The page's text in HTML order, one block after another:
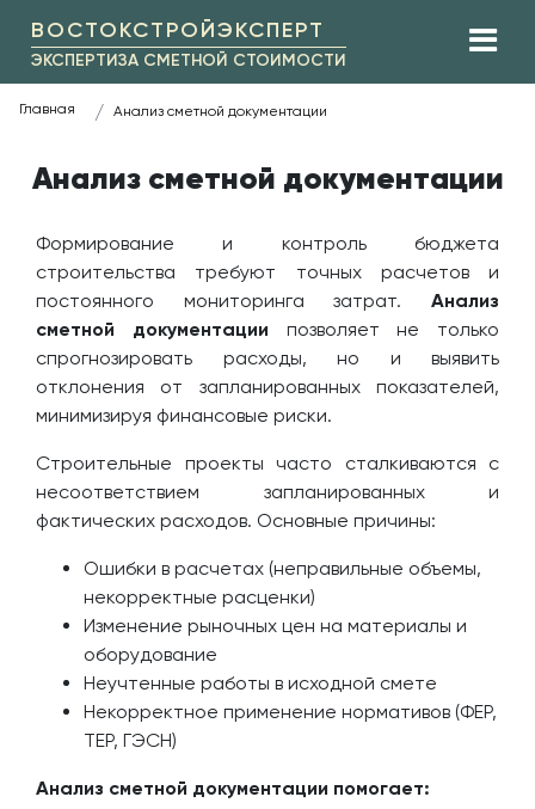
ВОСТОКСТРОЙЭКСПЕРТ
ЭКСПЕРТИЗА СМЕТНОЙ СТОИМОСТИ
Главная Анализ сметной документации
Анализ сметной документации
Формирование и контроль бюджета
строительства требуют точных расчетов и
постоянного мониторинга затрат. Анализ
сметной документации позволяет не только
спрогнозировать расходы, но и выявить
отклонения от запланированных показателей,
минимизируя финансовые риски.
Строительные проекты часто сталкиваются с
несоответствием запланированных и
фактических расходов. Основные причины:
Ошибки в расчетах (неправильные объемы,
некорректные расценки)
Изменение рыночных цен на материалы и
оборудование
Неучтенные работы в исходной смете
Некорректное применение нормативов (ФЕР,
ТЕР, ГЭСН)
Анализ сметной документации помогает: